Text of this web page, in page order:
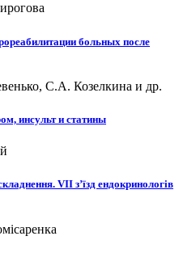
больных после
С.А. Козелкина и др.
инсульт и статины
VII з’їзд ендокринологів